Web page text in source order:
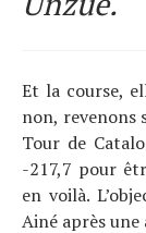
Et la course,
non, revenons
Tour de
-217,7 pour
en voilà.
Ainé après une